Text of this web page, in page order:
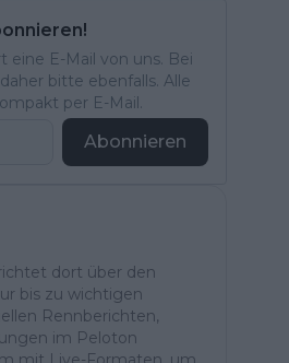
eine E-Mail von uns. Bei
bitte ebenfalls. Alle
per E-Mail.
Abonnieren
dort über den
bis zu wichtigen
Rennberichten,
im Peloton